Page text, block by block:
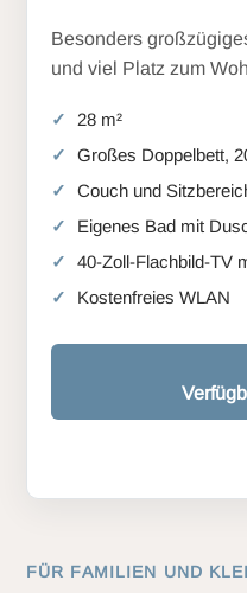
Besonders
und viel Platz zum
28 m²
Großes Doppelbett,
Couch und
Eigenes Bad mit
40-Zoll-Flachbild-TV
Kostenfreies WLAN
FÜR FAMILIEN UND